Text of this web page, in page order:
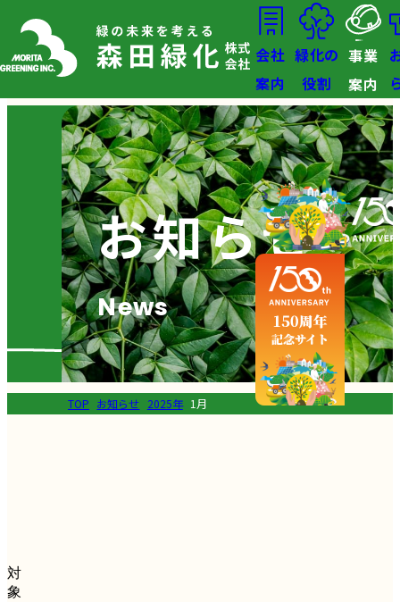
会社
案内
緑化の
役割
事業
案内
お知らせ
News
TOP お知らせ 2025年 1月
対
象